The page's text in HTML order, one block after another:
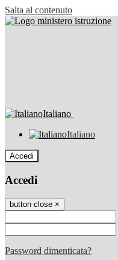
Salta al contenuto
Italiano
Italiano
Accedi
Accedi
button close ×
Password dimenticata?